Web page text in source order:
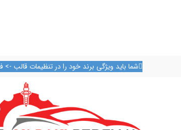
شما باید ویژگی برند خود را در تنظیمات قالب ->